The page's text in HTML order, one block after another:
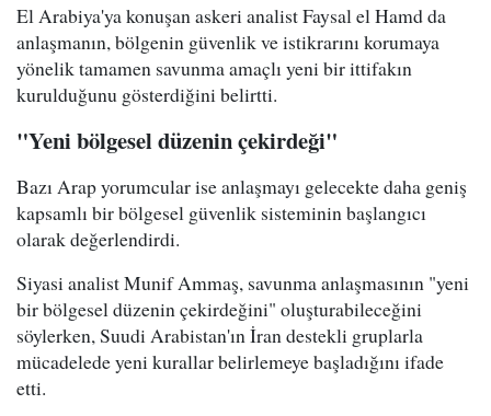
El Arabiya'ya konuşan askeri analist Faysal el Hamd da
anlaşmanın, bölgenin güvenlik ve istikrarını korumaya
yönelik tamamen savunma amaçlı yeni bir ittifakın
kurulduğunu gösterdiğini belirtti.
"Yeni bölgesel düzenin çekirdeği"
Bazı Arap yorumcular ise anlaşmayı gelecekte daha geniş
kapsamlı bir bölgesel güvenlik sisteminin başlangıcı
olarak değerlendirdi.
Siyasi analist Munif Ammaş, savunma anlaşmasının "yeni
bir bölgesel düzenin çekirdeğini" oluşturabileceğini
söylerken, Suudi Arabistan'ın İran destekli gruplarla
mücadelede yeni kurallar belirlemeye başladığını ifade
etti.